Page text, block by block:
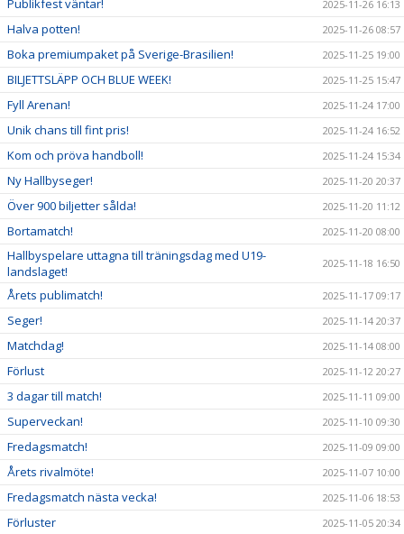
2025-11-26 16:13
Halva potten! 2025-11-26 08:57
Boka premiumpaket på Sverige-Brasilien! 2025-11-25 19:00
BILJETTSLÄPP OCH BLUE WEEK! 2025-11-25 15:47
Fyll Arenan! 2025-11-24 17:00
Unik chans till fint pris! 2025-11-24 16:52
Kom och pröva handboll! 2025-11-24 15:34
Ny Hallbyseger! 2025-11-20 20:37
Över 900 biljetter sålda! 2025-11-20 11:12
Bortamatch! 2025-11-20 08:00
Hallbyspelare uttagna till träningsdag med U19-
landslaget!
2025-11-18 16:50
Årets publimatch! 2025-11-17 09:17
Seger! 2025-11-14 20:37
Matchdag! 2025-11-14 08:00
Förlust 2025-11-12 20:27
3 dagar till match! 2025-11-11 09:00
Superveckan! 2025-11-10 09:30
Fredagsmatch! 2025-11-09 09:00
Årets rivalmöte! 2025-11-07 10:00
Fredagsmatch nästa vecka! 2025-11-06 18:53
Förluster 2025-11-05 20:34